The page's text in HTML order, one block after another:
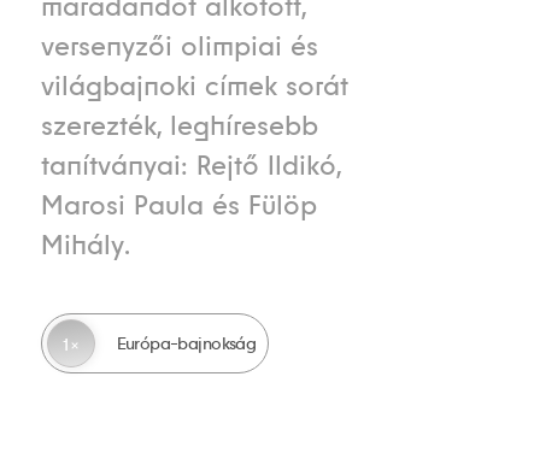
versenyzői olimpiai és
világbajnoki címek sorát
szerezték, leghíresebb
tanítványai: Rejtő Ildikó,
Marosi Paula és Fülöp
Mihály.
1 Európa-bajnokság